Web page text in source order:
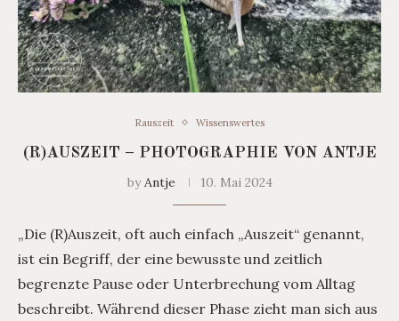
Rauszeit Wissenswertes
(R)AUSZEIT – PHOTOGRAPHIE VON ANTJE
byAntje 10. Mai 2024
„Die (R)Auszeit, oft auch einfach „Auszeit“ genannt,
ist ein Begriff, der eine bewusste und zeitlich
begrenzte Pause oder Unterbrechung vom Alltag
beschreibt. Während dieser Phase zieht man sich aus